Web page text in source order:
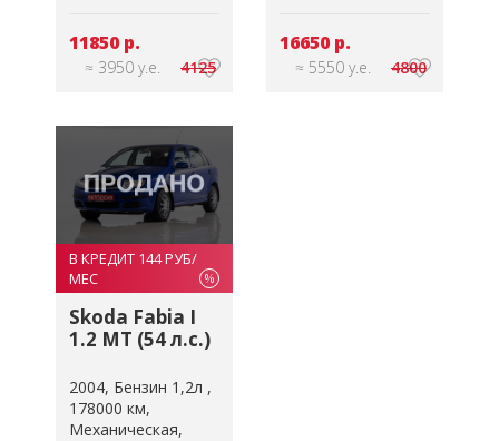
11850 р.
≈ 3950 у.е. 4125
16650 р.
≈ 5550 у.е. 4800
В КРЕДИТ 144 РУБ/
МЕС
%
Skoda Fabia I
1.2 MT (54 л.с.)
2004 Бензин 1,2л
178000 км
Механическая